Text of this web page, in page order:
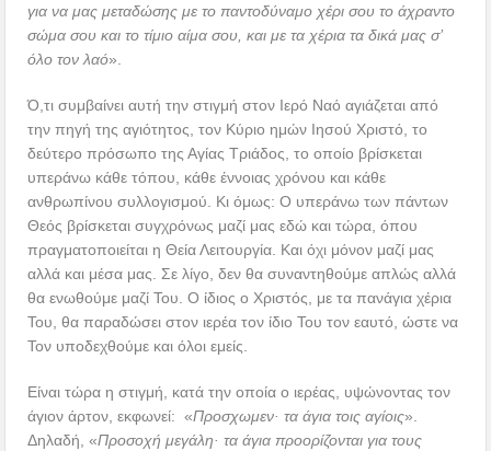
για να μας μεταδώσης με το παντοδύναμο χέρι σου το άχραντο
σώμα σου και το τίμιο αίμα σου, και με τα χέρια τα δικά μας σ’
όλο τον λαό».
Ό,τι συμβαίνει αυτή την στιγμή στον Ιερό Ναό αγιάζεται από
την πηγή της αγιότητος, τον Κύριο ημών Ιησού Χριστό, το
δεύτερο πρόσωπο της Αγίας Τριάδος, το οποίο βρίσκεται
υπεράνω κάθε τόπου, κάθε έννοιας χρόνου και κάθε
ανθρωπίνου συλλογισμού. Κι όμως: Ο υπεράνω των πάντων
Θεός βρίσκεται συγχρόνως μαζί μας εδώ και τώρα, όπου
πραγματοποιείται η Θεία Λειτουργία. Και όχι μόνον μαζί μας
αλλά και μέσα μας. Σε λίγο, δεν θα συναντηθούμε απλώς αλλά
θα ενωθούμε μαζί Του. Ο ίδιος ο Χριστός, με τα πανάγια χέρια
Του, θα παραδώσει στον ιερέα τον ίδιο Του τον εαυτό, ώστε να
Τον υποδεχθούμε και όλοι εμείς.
Είναι τώρα η στιγμή, κατά την οποία ο ιερέας, υψώνοντας τον
άγιον άρτον, εκφωνεί: «Προσχωμεν· τα άγια τοις αγίοις».
Δηλαδή, «Προσοχή μεγάλη· τα άγια προορίζονται για τους